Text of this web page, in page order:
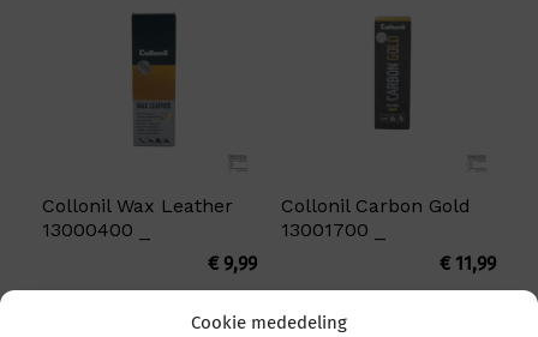
Cookie mededeling
Collonil Wax Leather
13000400 _
€9,99
Collonil Carbon Gold
13001700 _
€11,99